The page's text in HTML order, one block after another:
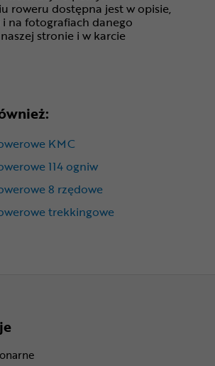
roweru dostępna jest w opisie,
i na fotografiach danego
stronie i w karcie
KMC
114 ogniw
8 rzędowe
trekkingowe